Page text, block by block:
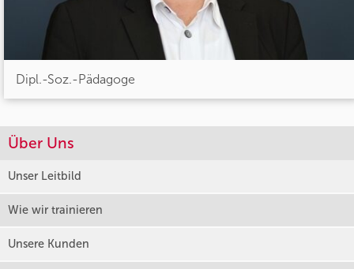
Über Uns
Unser Leitbild
Wie wir trainieren
Unsere Kunden
Dipl.-Soz.-Pädagoge